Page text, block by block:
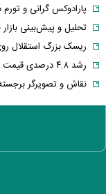
پارادوکس گرانی و تورم در
تحلیل و پیش‌بینی بازار
ریسک بزرگ استقلال
رشد ۴.۸ درصدی قیمت جهانی طلا در معاملات هفته
نقاش و تصویرگر
معاون عراقچی: در هیچ